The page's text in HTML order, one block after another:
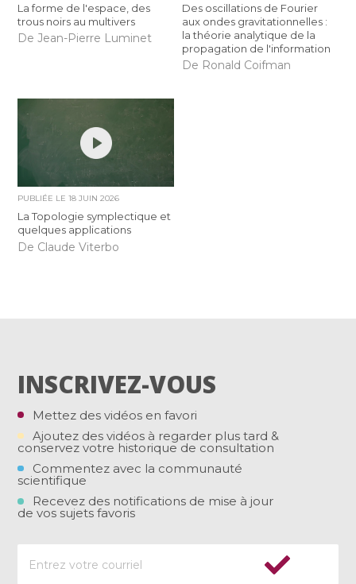
La forme de l'espace, des
trous noirs au multivers
De Jean-Pierre Luminet
Des oscillations de Fourier
aux ondes gravitationnelles :
la théorie analytique de la
propagation de l'information
De Ronald Coifman
PUBLIÉE LE18 JUIN 2026
La Topologie symplectique et
quelques applications
De Claude Viterbo
INSCRIVEZ-VOUS
Mettez des vidéos en favori
Ajoutez des vidéos à regarder plus tard &
conservez votre historique de consultation
Commentez avec la communauté
scientifique
Recevez des notifications de mise à jour
de vos sujets favoris